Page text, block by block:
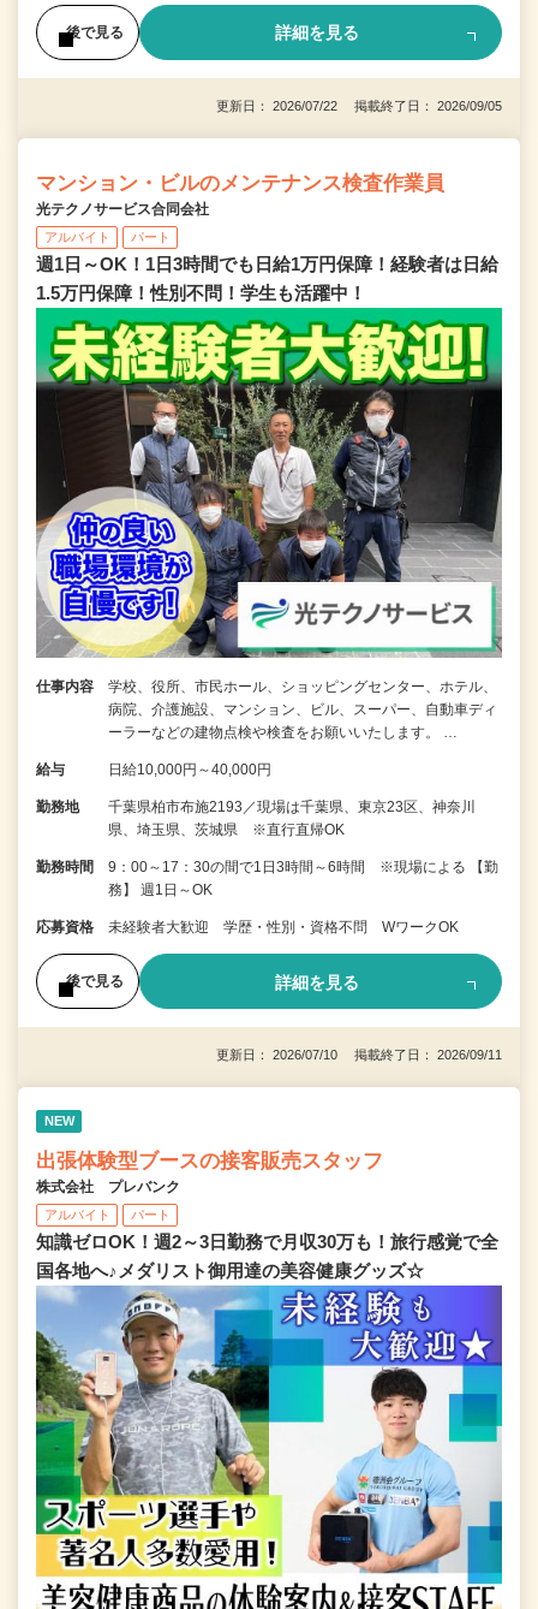
後で見る 詳細を見る
更新日： 2026/07/22 掲載終了日： 2026/09/05
マンション・ビルのメンテナンス検査作業員
光テクノサービス合同会社
アルバイト パート
週1日～OK！1日3時間でも日給1万円保障！経験者は日給
1.5万円保障！性別不問！学生も活躍中！
仕事内容
学校、役所、市民ホール、ショッピングセンター、ホテル、
病院、介護施設、マンション、ビル、スーパー、自動車ディ
ーラーなどの建物点検や検査をお願いいたします。 …
給与 日給10,000円～40,000円
勤務地
千葉県柏市布施2193／現場は千葉県、東京23区、神奈川
県、埼玉県、茨城県 ※直行直帰OK
勤務時間
9：00～17：30の間で1日3時間～6時間 ※現場による 【勤
務】 週1日～OK
応募資格 未経験者大歓迎 学歴・性別・資格不問 WワークOK
後で見る 詳細を見る
更新日： 2026/07/10 掲載終了日： 2026/09/11
NEW
出張体験型ブースの接客販売スタッフ
株式会社 プレバンク
アルバイト パート
知識ゼロOK！週2～3日勤務で月収30万も！旅行感覚で全
国各地へ♪メダリスト御用達の美容健康グッズ☆